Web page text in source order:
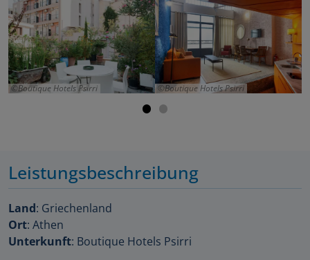
Boutique Hotels Psirri Boutique Hotels Psirri
Leistungsbeschreibung
Land: Griechenland
Ort: Athen
Unterkunft: Boutique Hotels Psirri